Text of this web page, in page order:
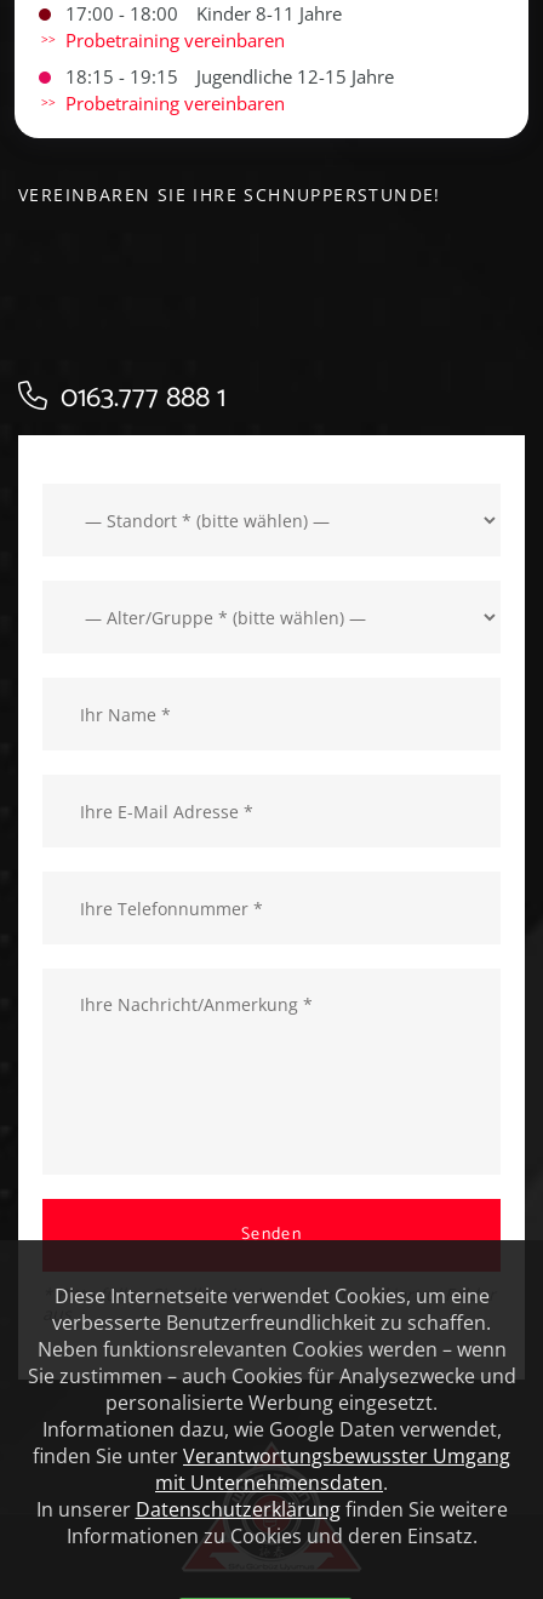
17:00 - 18:00
Kinder 8-11 Jahre
Probetraining vereinbaren
18:15 - 19:15
Jugendliche 12-15 Jahre
Probetraining vereinbaren
VEREINBAREN SIE IHRE SCHNUPPERSTUNDE!
0163.777 888 1
Senden
* Bitte füllen Sie alle mit einem Stern markierten Felder
aus
Diese Internetseite verwendet Cookies, um eine
verbesserte Benutzerfreundlichkeit zu schaffen.
Neben funktionsrelevanten Cookies werden – wenn
Sie zustimmen – auch Cookies für Analysezwecke und
personalisierte Werbung eingesetzt.
Informationen dazu, wie Google Daten verwendet,
finden Sie unterVerantwortungsbewusster Umgang
mit Unternehmensdaten.
In unserer Datenschutzerklärungfinden Sie weitere
Informationen zu Cookies und deren Einsatz.